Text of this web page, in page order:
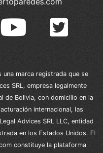
una marca registrada que se
SRL, empresa legalmente
de Bolivia, con domicilio en la
internacional, las
Advices SRL LLC, entidad
en los Estados Unidos. El
constituye la plataforma